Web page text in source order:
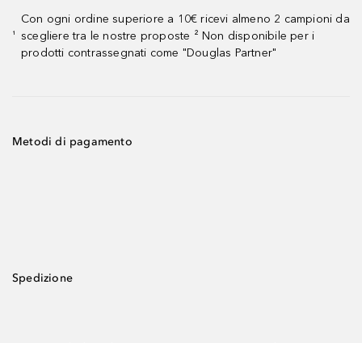
¹
Con ogni ordine superiore a 10€ ricevi almeno 2 campioni da
scegliere tra le nostre proposte ² Non disponibile per i
prodotti contrassegnati come "Douglas Partner"
Metodi di pagamento
Spedizione